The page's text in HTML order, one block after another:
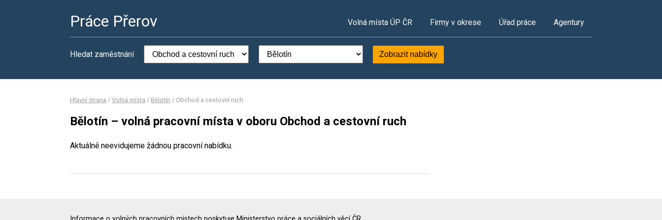
Práce Přerov Volná místa ÚP ČR Firmy v okrese Úřad práce Agentury
Hledat zaměstnání Zobrazit nabídky
Hlavní strana / Volná místa / Bělotín / Obchod a cestovní ruch
Bělotín – volná pracovní místa v oboru Obchod a cestovní ruch
Aktuálně neevidujeme žádnou pracovní nabídku.